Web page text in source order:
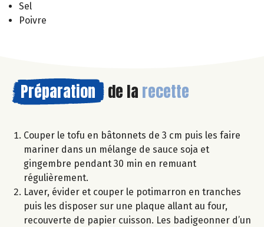
Sel
Poivre
Préparation de la recette
Couper le tofu en bâtonnets de 3 cm puis les faire
mariner dans un mélange de sauce soja et
gingembre pendant 30 min en remuant
régulièrement.
Laver, évider et couper le potimarron en tranches
puis les disposer sur une plaque allant au four,
recouverte de papier cuisson. Les badigeonner d’un